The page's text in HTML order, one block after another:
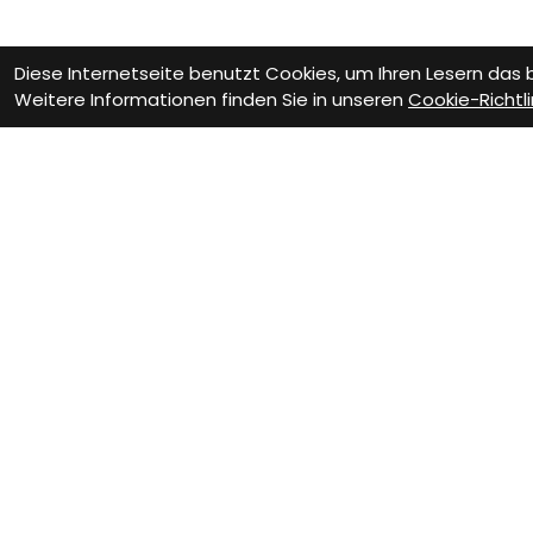
Diese Internetseite benutzt Cookies, um Ihren Lesern
Weitere Informationen finden Sie in unseren Cookie-